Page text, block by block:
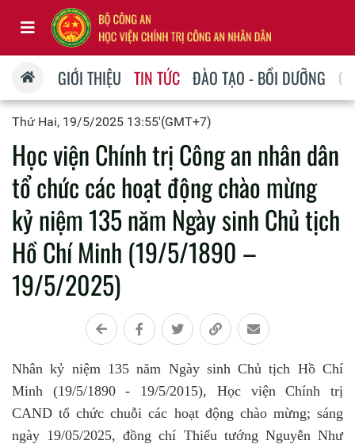
GIỚI THIỆU TIN TỨC ĐÀO TẠO - BỒI DƯỠNG
Thứ Hai, 19/5/2025 13:55'(GMT+7)
Học viện Chính trị Công an nhân dân
tổ chức các hoạt động chào mừng
kỷ niệm 135 năm Ngày sinh Chủ tịch
Hồ Chí Minh (19/5/1890 –
19/5/2025)
Nhân kỷ niệm 135 năm Ngày sinh Chủ tịch Hồ Chí
Minh (19/5/1890 - 19/5/2015), Học viện Chính trị
CAND tổ chức chuỗi các hoạt động chào mừng; sáng
ngày 19/05/2025, đồng chí Thiếu tướng Nguyễn Như